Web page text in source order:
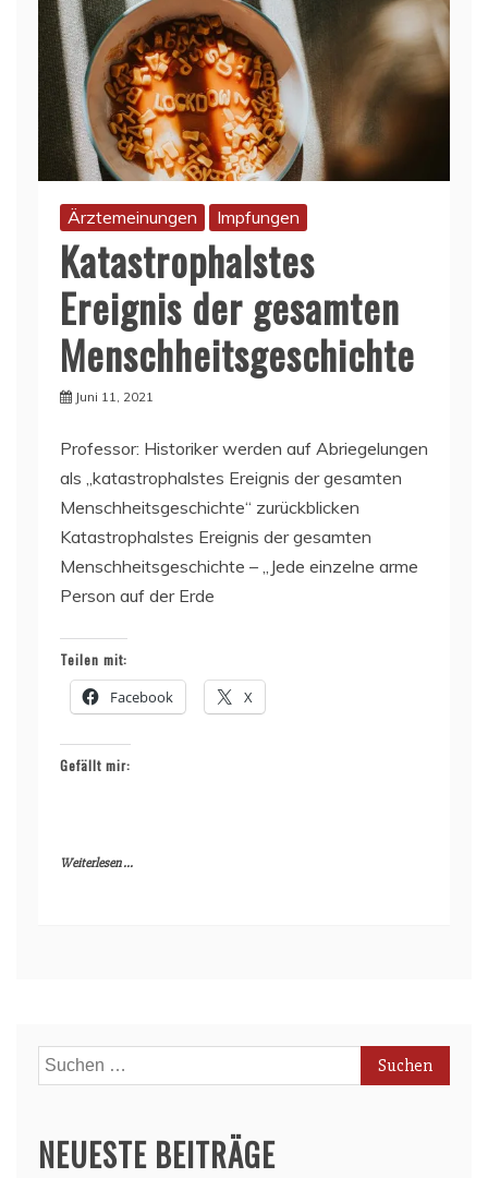
Ärztemeinungen Impfungen
Katastrophalstes
Ereignis der gesamten
Menschheitsgeschichte
Juni 11, 2021
Professor: Historiker werden auf Abriegelungen
als „katastrophalstes Ereignis der gesamten
Menschheitsgeschichte“ zurückblicken
Katastrophalstes Ereignis der gesamten
Menschheitsgeschichte – „Jede einzelne arme
Person auf der Erde
Teilen mit:
Facebook X
Gefällt mir:
Weiterlesen ...
Suchen
nach:
NEUESTE BEITRÄGE